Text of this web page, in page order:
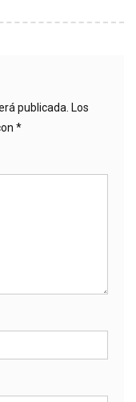
publicada. Los
*